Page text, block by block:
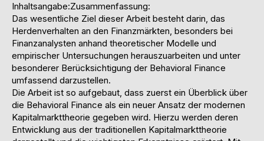
Inhaltsangabe:Zusammenfassung:
Das wesentliche Ziel dieser Arbeit besteht darin, das
Herdenverhalten an den Finanzmärkten, besonders bei
Finanzanalysten anhand theoretischer Modelle und
empirischer Untersuchungen herauszuarbeiten und unter
besonderer Berücksichtigung der Behavioral Finance
umfassend darzustellen.
Die Arbeit ist so aufgebaut, dass zuerst ein Überblick über
die Behavioral Finance als ein neuer Ansatz der modernen
Kapitalmarkttheorie gegeben wird. Hierzu werden deren
Entwicklung aus der traditionellen Kapitalmarkttheorie